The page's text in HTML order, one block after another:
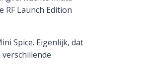
Launch Edition
Spice. Eigenlijk, dat